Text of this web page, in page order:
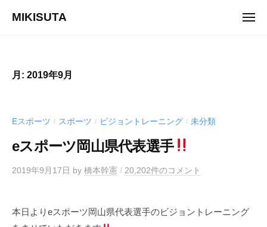
MIKISUTA
i
t
a
i
n
メ
月: 2019年9月
Eスポーツ / スポーツ / ビジョントレーニング / 未分類
eスポーツ岡山県代表選手
2019年9月17日 by 橋本幹憲 / 20,202件のコメント
本日よりeスポーツ岡山県代表選手のビジョントレーニング
ー